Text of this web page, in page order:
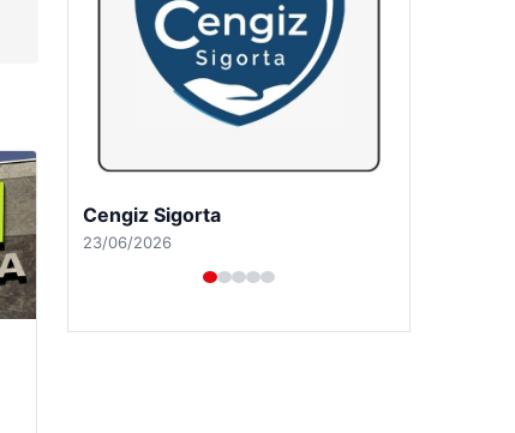
Hastaş Beton
26/05/2026